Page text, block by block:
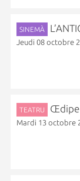
SINEMÀ
Jeudi 08 octobre
TEATRU Œdipe
Mardi 13 octobre